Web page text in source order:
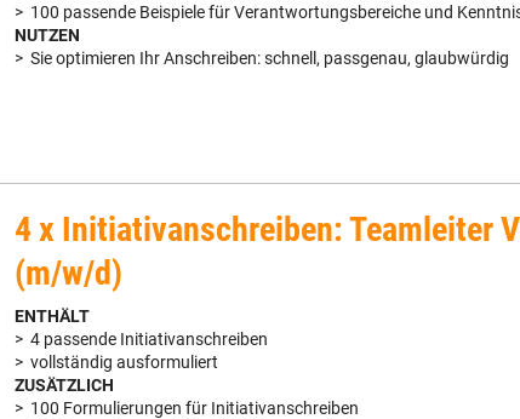
> 100 passende Beispiele für Verantwortungsbereiche und
NUTZEN
> Sie optimieren Ihr Anschreiben: schnell, passgenau, glaubwürdig
4 x Initiativanschreiben: Teamleiter
(m/w/d)
ENTHÄLT
> 4 passende Initiativanschreiben
> vollständig ausformuliert
ZUSÄTZLICH
> 100 Formulierungen für Initiativanschreiben